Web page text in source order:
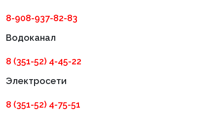
8-908-937-82-83
Водоканал
8 (351-52) 4-45-22
Электросети
8 (351-52) 4-75-51